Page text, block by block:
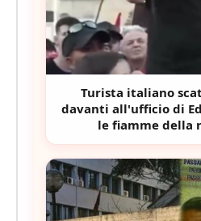
Turista italiano
davanti all'ufficio di
le fiamme della